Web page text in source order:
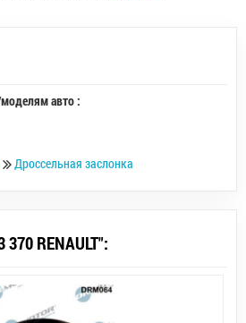
авто :
Дроссельная заслонка
RENAULT":